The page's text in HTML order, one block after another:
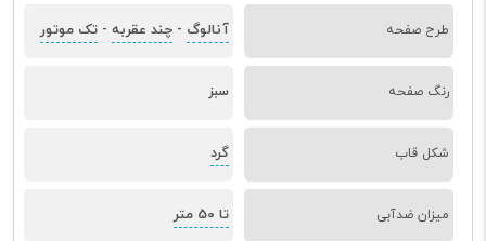
طرح صفحه آنالوگ - چند عقربه - تک موتور
رنگ صفحه سبز
شکل قاب گرد
میزان ضدآبی تا 50 متر